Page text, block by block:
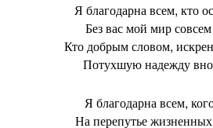
Я благодарна всем, кто
Без вас мой мир
Кто добрым словом,
Потухшую надежду
Я благодарна всем,
На перепутье